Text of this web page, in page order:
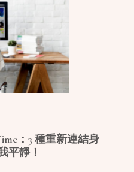
：3 種重新連結身
平靜！